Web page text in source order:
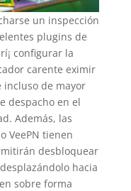
un inspección
plugins de
configurar la
carente eximir
incluso de mayor
despacho en el
Además, las
VeePN tienen
desbloquear
hacia
sobre forma